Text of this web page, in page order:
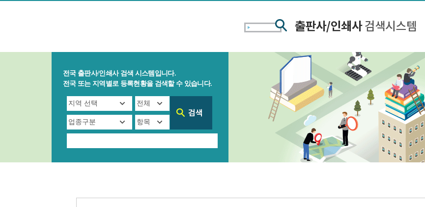
전국 출판사/인쇄사 검색 시스템입니다.
전국 또는 지역별로 등록현황을 검색할 수 있습니다.